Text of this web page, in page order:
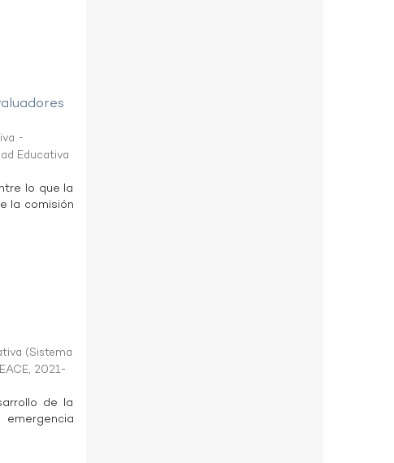
-
Educativa
lo que la
la comisión
(Sistema
, 2021-
de la